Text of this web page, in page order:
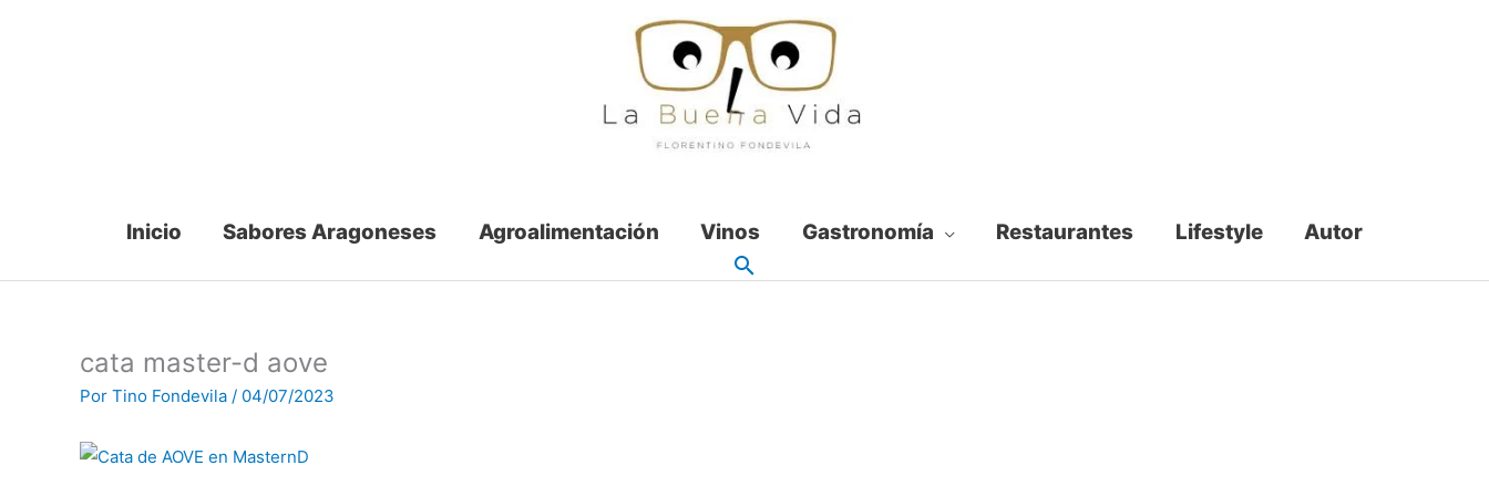
Inicio Sabores Aragoneses Agroalimentación Vinos Gastronomía Restaurantes Lifestyle Autor
cata master-d aove
Por Tino Fondevila / 04/07/2023